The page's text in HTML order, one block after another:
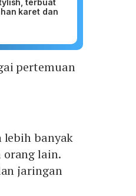
terbuat
karet dan
pertemuan
lebih banyak
orang lain.
jaringan